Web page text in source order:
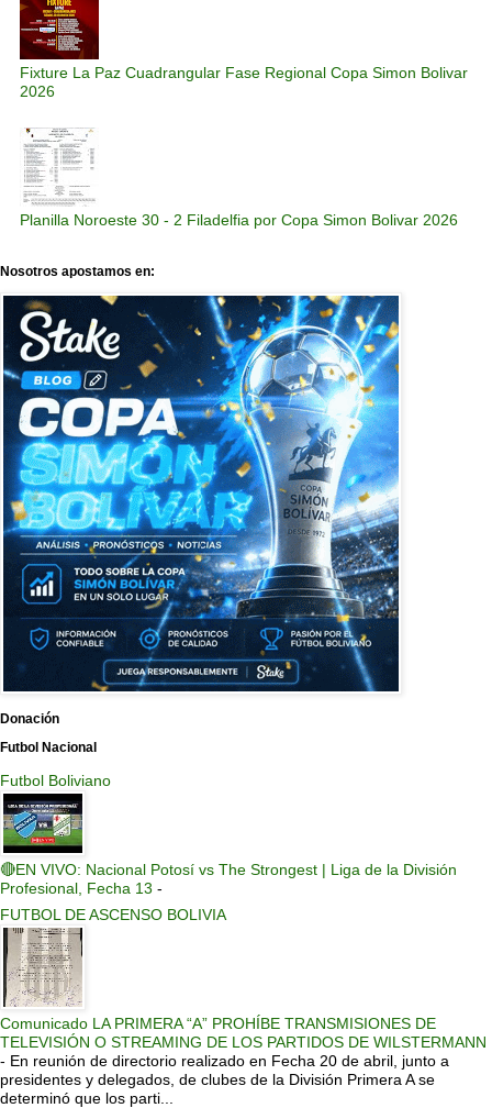
Fixture La Paz Cuadrangular Fase Regional Copa Simon Bolivar
2026
Planilla Noroeste 30 - 2 Filadelfia por Copa Simon Bolivar 2026
Nosotros apostamos en:
Donación
Futbol Nacional
Futbol Boliviano
🔴EN VIVO: Nacional Potosí vs The Strongest | Liga de la División
Profesional, Fecha 13 -
FUTBOL DE ASCENSO BOLIVIA
Comunicado LA PRIMERA “A” PROHÍBE TRANSMISIONES DE
TELEVISIÓN O STREAMING DE LOS PARTIDOS DE WILSTERMANN
- En reunión de directorio realizado en Fecha 20 de abril, junto a
presidentes y delegados, de clubes de la División Primera A se
determinó que los parti...